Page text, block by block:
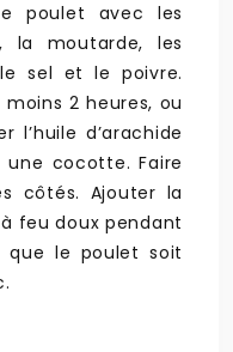
poulet avec les
la moutarde, les
sel et le poivre.
2 heures, ou
d’arachide
cocotte. Faire
côtés. Ajouter la
feu doux pendant
que le poulet soit